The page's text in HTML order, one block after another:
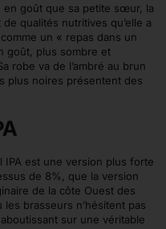
en goût que sa petite sœur, la
qualités nutritives qu’elle a
un « repas dans un
goût, plus sombre et
robe va de l’ambré au brun
plus noires présentent des
IPA est une version plus forte
de 8%, que la version
de la côte Ouest des
brasseurs n’hésitent pas
sur une véritable